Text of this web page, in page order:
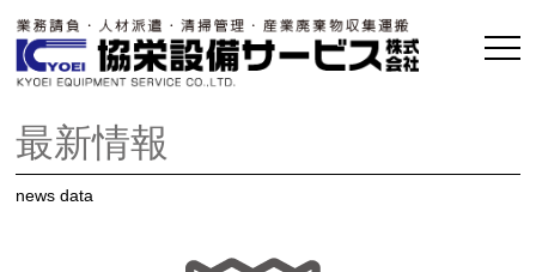
最新情報
news data